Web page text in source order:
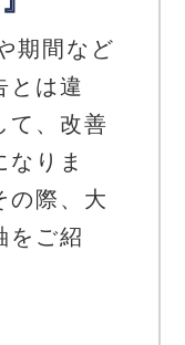
期間など
とは違
て、改善
りま
の際、大
をご紹